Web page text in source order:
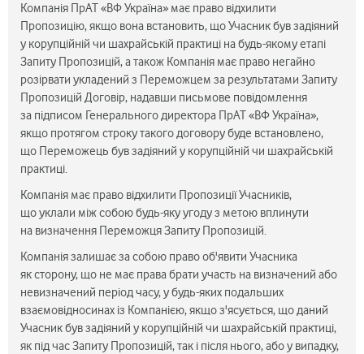
Компанія ПрАТ «ВФ Україна» має право відхилити
Пропозицію, якщо вона встановить, що Учасник був задіяний
у корупційній чи шахрайській практиці на будь-якому етапі
Запиту Пропозицій, а також Компанія має право негайно
розірвати укладений з Переможцем за результатами Запиту
Пропозицій Договір, надавши письмове повідомлення
за підписом Генерального директора ПрАТ «ВФ Україна»,
якщо протягом строку такого договору буде встановлено,
що Переможець був задіяний у корупційній чи шахрайській
практиці.
Компанія має право відхилити Пропозиції Учасників,
що уклали між собою будь-яку угоду з метою вплинути
на визначення Переможця Запиту Пропозицій.
Компанія залишає за собою право об'явити Учасника
як сторону, що не має права брати участь на визначений або
невизначений період часу, у будь-яких подальших
взаємовідносинах із Компанією, якщо з'ясується, що даний
Учасник був задіяний у корупційній чи шахрайській практиці,
як під час Запиту Пропозицій, так і після нього, або у випадку,